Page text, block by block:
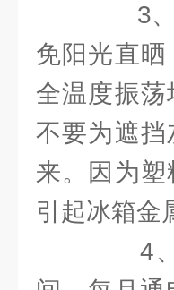
3、
免阳光直
全温度振
不要为遮
来。因为
引起冰箱金
4、